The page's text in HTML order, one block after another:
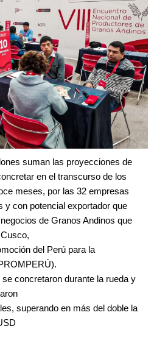
suman las proyecciones de
en el transcurso de los
meses, por las 32 empresas
y con potencial exportador que
de Granos Andinos que
del Perú para la
concretaron durante la rueda y
superando en más del doble la